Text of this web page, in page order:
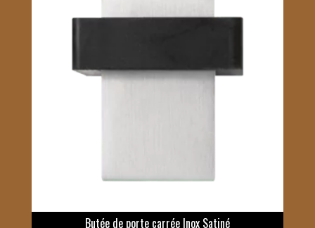
Butée de porte carrée Inox Satiné